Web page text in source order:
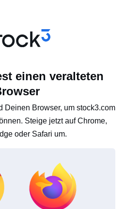
einen veralteten
Deinen Browser, um stock3.com
Steige jetzt auf Chrome,
oder Safari um.